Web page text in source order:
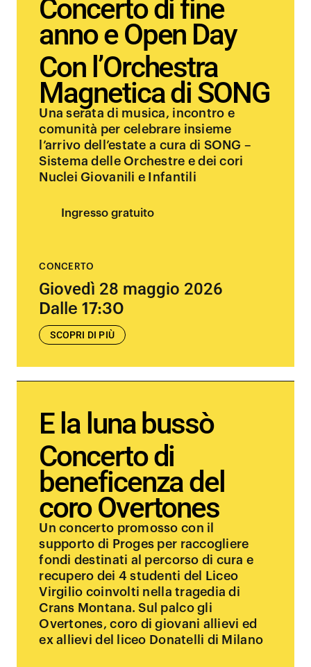
Concerto di fine
anno e Open Day
Con l’Orchestra
Magnetica di SONG
Una serata di musica, incontro e
comunità per celebrare insieme
l’arrivo dell’estate a cura di SONG –
Sistema delle Orchestre e dei cori
Nuclei Giovanili e Infantili
Ingresso gratuito
CONCERTO
Giovedì 28 maggio 2026
Dalle 17:30
SCOPRI DI PIÙ
E la luna bussò
Concerto di
beneficenza del
coro Overtones
Un concerto promosso con il
supporto di Proges per raccogliere
fondi destinati al percorso di cura e
recupero dei 4 studenti del Liceo
Virgilio coinvolti nella tragedia di
Crans Montana. Sul palco gli
Overtones, coro di giovani allievi ed
ex allievi del liceo Donatelli di Milano